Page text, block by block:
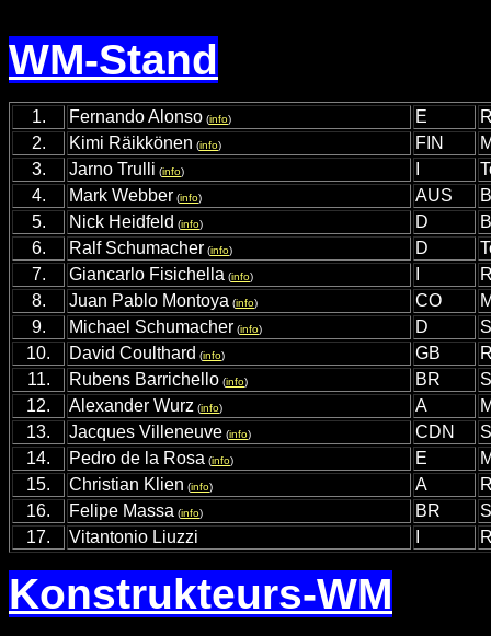
WM-Stand
1. Fernando Alonso (info) E
2.
Kimi Räikkönen (info) FIN
3.
Jarno Trulli (info)
4.
Mark Webber (info) AUS
5.
Nick Heidfeld (info) D
6.
Ralf Schumacher (info) D
7.
Giancarlo Fisichella (info)
8.
Juan Pablo Montoya (info) CO
9.
Michael Schumacher (info) D
10.
David Coulthard (info) GB
11.
Rubens Barrichello (info) BR
12.
Alexander Wurz (info) A
13.
Jacques Villeneuve (info) CDN
14.
Pedro de la Rosa (info) E
15.
Christian Klien (info) A
16.
Felipe Massa (info) BR
17.
Vitantonio Liuzzi
Konstrukteurs-WM